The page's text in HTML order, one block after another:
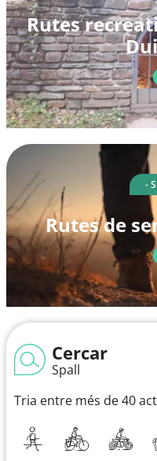
Rutes
-
Rutes de
Cercar
Spall
Tria entre més de 40